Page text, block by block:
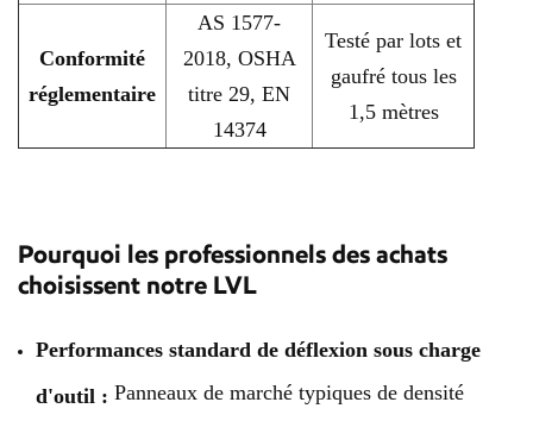
Conformité
réglementaire
AS 1577-
2018, OSHA
titre 29, EN
14374
Testé par lots et
gaufré tous les
1,5 mètres
Pourquoi les professionnels des achats
choisissent notre LVL
Performances standard de déflexion sous charge
d'outil : Panneaux de marché typiques de densité